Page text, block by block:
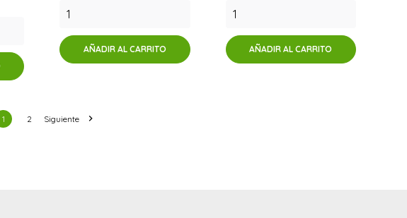
AÑADIR AL CARRITO AÑADIR AL CARRITO
1 2 Siguiente 